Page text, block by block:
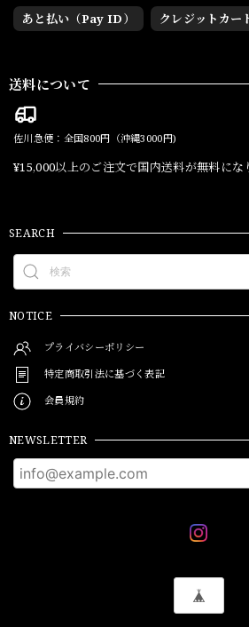
あと払い（Pay ID）
クレジットカー
送料について
佐川急便：全国800円（沖縄3000円)
¥15,000以上のご注文で国内送料が無料にな
SEARCH
NOTICE
プライバシーポリシー
特定商取引法に基づく表記
会員規約
NEWSLETTER